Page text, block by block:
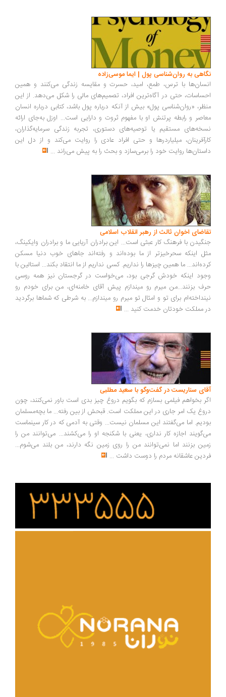
به روان‌شناسی پول | ایما موسی‌زاده
با ترس، طمع، امید، حسرت و مقایسه زندگی می‌کنند و همین
حتی در آگاه‌ترین افراد، تصمیم‌های مالی را شکل می‌دهد. از این
«روان‌شناسی پول» بیش از آنکه درباره پول باشد، کتابی درباره انسان
و رابطه پرتنش او با مفهوم ثروت و دارایی است... اوزل به‌جای ارائه
مستقیم یا توصیه‌های دستوری، تجربه زندگی سرمایه‌گذاران،
میلیاردرها و حتی افراد عادی را روایت می‌کند و از دل این
روایت خود را برمی‌سازد و بحث را به پیش می‌راند ...
اخوان ثالث از رهبر انقلاب اسلامی
با فرهنگ کار عبثی است... این برادران آریایی ما و برادران وایکینگ،
اینکه سحرخیزتر از ما بوده‌اند و رفته‌اند جاهای خوب دنیا مسکن
ما همین چیزها را نداریم. کسی نداریم از ما انتقاد بکند... استالین با
اینکه خودش گرجی بود، می‌خواست در گرجستان نیز همه روسی
بزنند...من میرم رو میندازم پیش آقای خامنه‌ای، من برای خودم رو
برای تو و امثال تو میرم رو میندازم... به شرطی که شماها برگردید
مملکت خودتان خدمت کنید...
سناریست در گفت‌وگو با سعید مطلبی
بخواهم فیلمی بسازم که بگویم دروغ چیز بدی است باور نمی‌کنند، چون
یک امر جاری در این مملکت است. قبحش از بین رفته... ما بچه‌مسلمان
اما می‌گفتند این مسلمان نیست... وقتی به آدمی که در کار سینماست
اجازه کار نداری، یعنی با شکنجه او را می‌کشند... می‌توانند من را
بزنند اما نمی‌توانند من را روی زمین نگه دارند، من بلند می‌شوم...
عاشقانه مردم را دوست داشت ...